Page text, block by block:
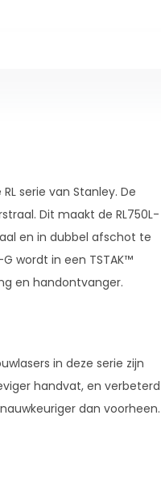
serie van Stanley. De
Dit maakt de RL750L-
en in dubbel afschot te
wordt in een TSTAK™
en handontvanger.
in deze serie zijn
handvat, en verbeterd
dan voorheen.